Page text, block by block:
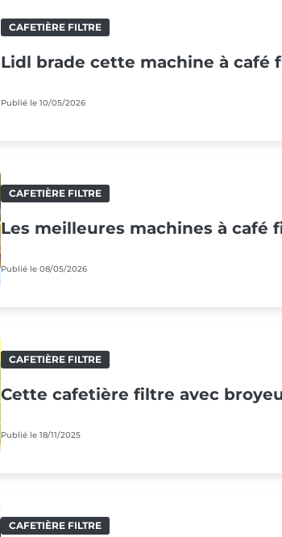
CAFETIÈRE FILTRE
Lidl brade cette machine à
Publié le 10/05/2026
CAFETIÈRE FILTRE
Les meilleures machines à café
Publié le 08/05/2026
CAFETIÈRE FILTRE
Cette cafetière filtre avec
Publié le 18/11/2025
CAFETIÈRE FILTRE